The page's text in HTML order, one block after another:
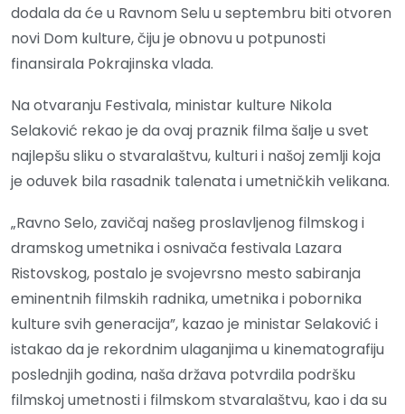
dodala da će u Ravnom Selu u septembru biti otvoren
novi Dom kulture, čiju je obnovu u potpunosti
finansirala Pokrajinska vlada.
Na otvaranju Festivala, ministar kulture Nikola
Selaković rekao je da ovaj praznik filma šalje u svet
najlepšu sliku o stvaralaštvu, kulturi i našoj zemlji koja
je oduvek bila rasadnik talenata i umetničkih velikana.
„Ravno Selo, zavičaj našeg proslavljenog filmskog i
dramskog umetnika i osnivača festivala Lazara
Ristovskog, postalo je svojevrsno mesto sabiranja
eminentnih filmskih radnika, umetnika i pobornika
kulture svih generacija”, kazao je ministar Selaković i
istakao da je rekordnim ulaganjima u kinematografiju
poslednjih godina, naša država potvrdila podršku
filmskoj umetnosti i filmskom stvaralaštvu, kao i da su